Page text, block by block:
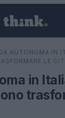
AUTONOMA IN
LE
in